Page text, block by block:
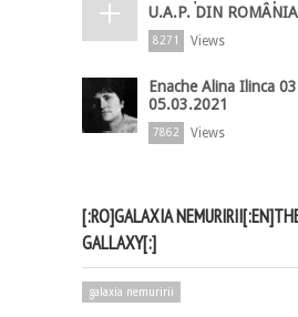
U.A.P. DIN
8271 Views
Enache Alina Ilinca
05.03.2021
7862 Views
[:RO]GALAXIA
GALLAXY[:]
galaxia nemuririi